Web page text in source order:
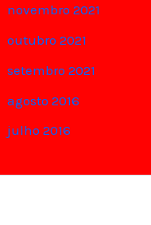
novembro 2021
outubro 2021
setembro 2021
agosto 2016
julho 2016